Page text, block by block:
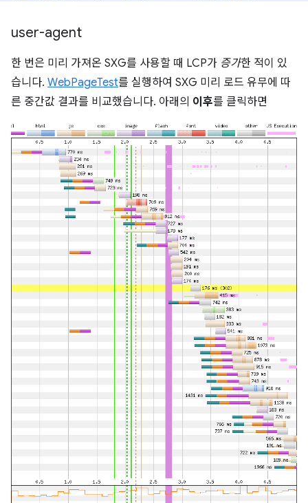
user-agent
한 번은 미리 가져온 SXG를 사용할 때 LCP가 증가한 적이 있
습니다. WebPageTest를 실행하여 SXG 미리 로드 유무에 따
른 중간값 결과를 비교했습니다. 아래의 이후를 클릭하면